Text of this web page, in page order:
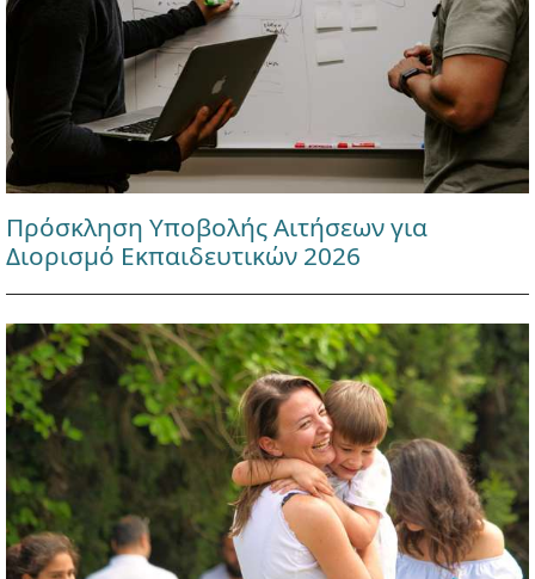
Πρόσκληση Υποβολής Αιτήσεων για
Διορισμό Εκπαιδευτικών 2026